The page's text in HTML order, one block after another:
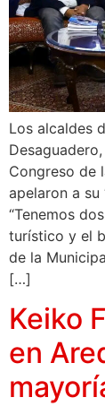
Los alcaldes
Congreso de
apelaron a su
“Tenemos
turístico y el
de la
[…]
Keiko
en